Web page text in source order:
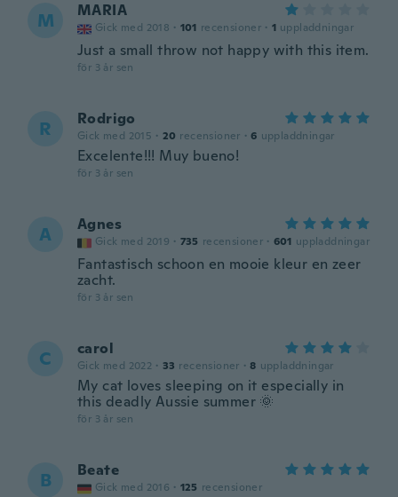
M MARIA
Gick med 2018 · 101 recensioner · 1 uppladdningar
Just a small throw not happy with this item.
för 3 år sen
R Rodrigo
Gick med 2015 · 20 recensioner · 6 uppladdningar
Excelente!!! Muy bueno!
för 3 år sen
A Agnes
Gick med 2019 · 735 recensioner · 601 uppladdningar
Fantastisch schoon en mooie kleur en zeer
zacht.
för 3 år sen
C carol
Gick med 2022 · 33 recensioner · 8 uppladdningar
My cat loves sleeping on it especially in
this deadly Aussie summer 🌞
för 3 år sen
B Beate
Gick med 2016 · 125 recensioner